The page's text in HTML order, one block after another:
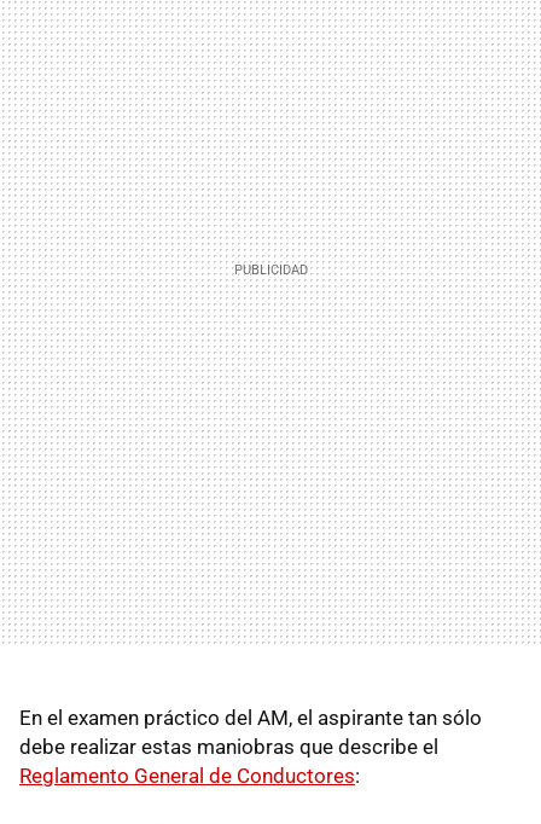
En el examen práctico del AM, el aspirante tan sólo
debe realizar estas maniobras que describe el
Reglamento General de Conductores: